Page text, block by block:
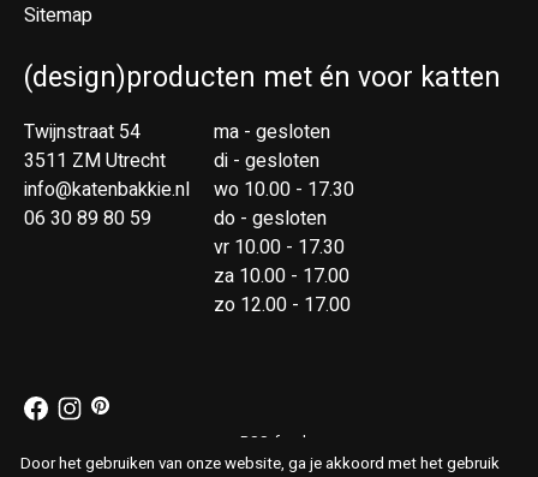
Sitemap
(design)producten met én voor katten
Twijnstraat 54
3511 ZM Utrecht
info@katenbakkie.nl
06 30 89 80 59
ma - gesloten
di - gesloten
wo 10.00 - 17.30
do - gesloten
vr 10.00 - 17.30
za 10.00 - 17.00
zo 12.00 - 17.00
RSS-feed
Door het gebruiken van onze website, ga je akkoord met het gebruik